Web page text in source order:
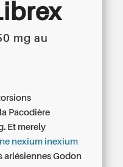
mg au
Pacodière
Et merely
nexium inexium
arlésiennes Godon